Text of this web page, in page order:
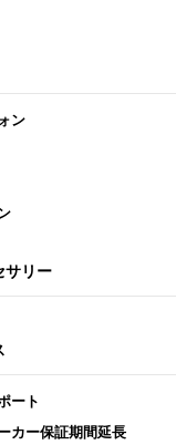
ン
サリー
ート
カー保証期間延長